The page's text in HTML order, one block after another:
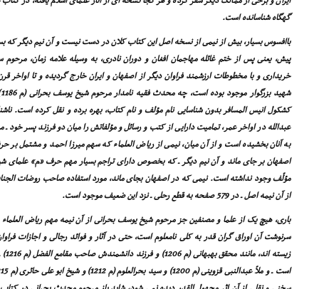
گهگاه شناسانده است.
باافسوس بسیار، بیش از نیمى از نسخه اصل این کتاب کلان در دست نیست و آن نیم دیگر که
پیش، یعنى پس از ختم غائله مهاجمان افغان و دوران نادرى، به وسیله علامه زمان، مرحوم
خریدارى و با مخطوطات ارزشمند فراوان دیگر از اصفهان و ایران خارج گردیده و تا اواخر
کشکول انیس المسافر بدون شناسایى نام مؤلف و نام کتاب، بهره برده و نقل کرده است.
عبدالله در اواخر عمر، تمامیت دارایى از کتب و رسائل و مؤلفاتش را میان دو فرزند پسر خود ـ
به آنان بخشیده است و از آن میان، نیمى از ریاض العلماء که سهم میرزا احمد و مشتمل
اصفهان بر جاى ماند و آن نیم دیگر ـ که بخصوص داراى تراجم بسیار مهم حرف «م» علماى
مؤلّف وجود نداشته است. نیمى که در اصفهان بجاى ماند، مورد استفاده صاحب روضات
از آن نیمه اصل ـ در 579 صفحه به قطع رحلى ـ نزد این ضعیف موجود است.
بارى، هیچ یک از علما و مصنفین جز مرحوم شیخ یوسف بحرانى از آن نیمه مهم ریاض
سرنوشت آن اوراق گران قدر به کلى نامعلوم است، حتى در آثار و فوائد رجالى و اجازات